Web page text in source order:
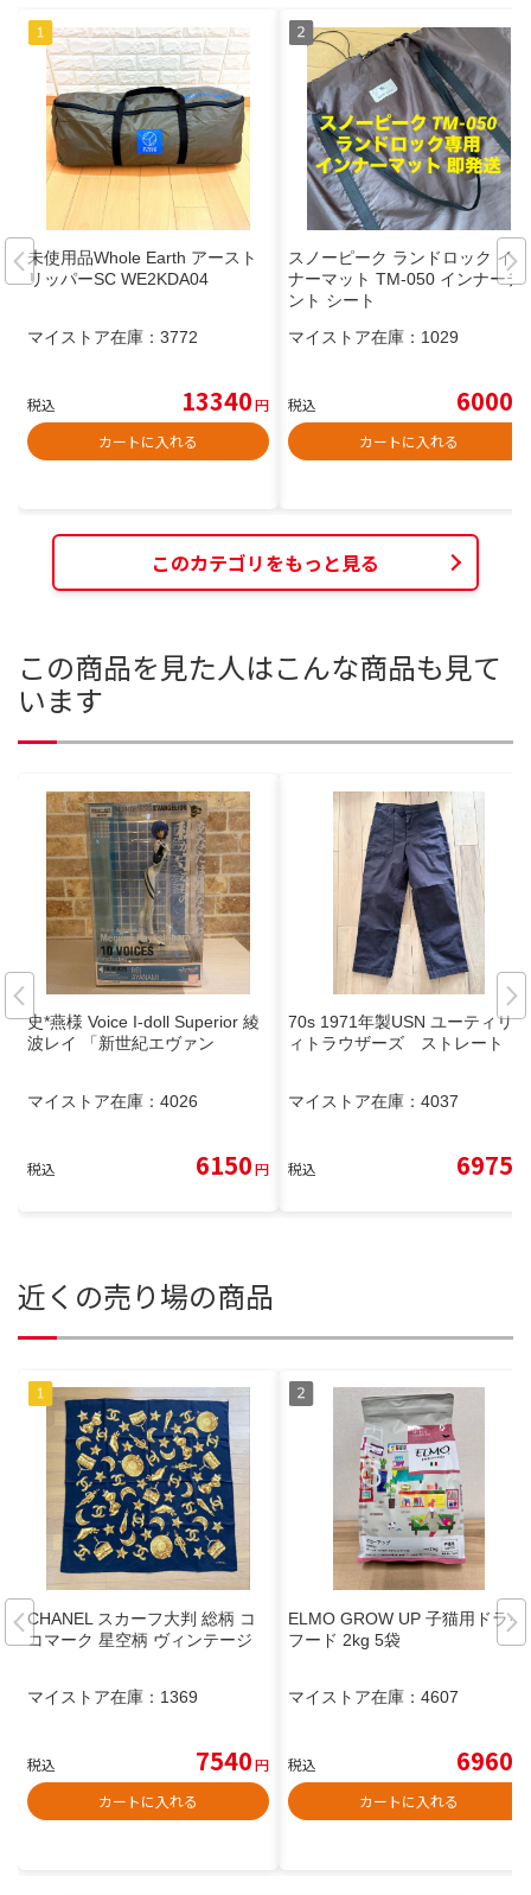
未使用品Whole Earth アースト
リッパーSC WE2KDA04
マイストア在庫： 3772
税込 13340円
カートに入れる
スノーピーク ランドロック イン
ナーマット TM-050 インナーテ
ント シート
マイストア在庫： 1029
税込 6000
カートに入れる
このカテゴリをもっと見る
この商品を見た人はこんな商品も見て
います
史*燕様 Voice I-doll Superior 綾
波レイ 「新世紀エヴァン
マイストア在庫： 4026
税込 6150円
70s 1971年製USN ユーティリテ
ィトラウザーズ ストレート
マイストア在庫： 4037
税込 6975
近くの売り場の商品
CHANEL スカーフ大判 総柄 コ
コマーク 星空柄 ヴィンテージ
マイストア在庫： 1369
税込 7540円
カートに入れる
ELMO GROW UP 子猫用ドライ
フード 2kg 5袋
マイストア在庫： 4607
税込 6960
カートに入れる